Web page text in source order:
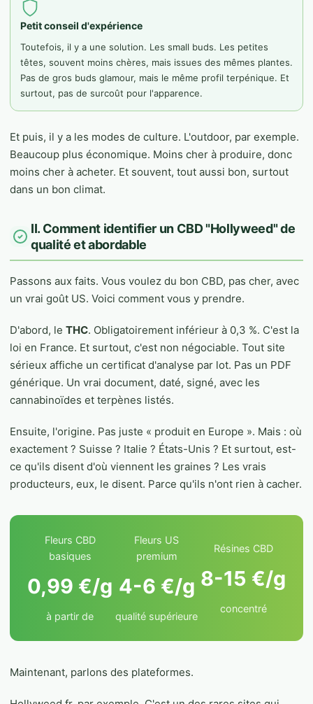
Petit conseil d'expérience
Toutefois, il y a une solution. Les small buds. Les petites
têtes, souvent moins chères, mais issues des mêmes plantes.
Pas de gros buds glamour, mais le même profil terpénique. Et
surtout, pas de surcoût pour l'apparence.
Et puis, il y a les modes de culture. L'outdoor, par exemple.
Beaucoup plus économique. Moins cher à produire, donc
moins cher à acheter. Et souvent, tout aussi bon, surtout
dans un bon climat.
II. Comment identifier un CBD "Hollyweed" de
qualité et abordable
Passons aux faits. Vous voulez du bon CBD, pas cher, avec
un vrai goût US. Voici comment vous y prendre.
D'abord, le THC. Obligatoirement inférieur à 0,3 %. C'est la
loi en France. Et surtout, c'est non négociable. Tout site
sérieux affiche un certificat d'analyse par lot. Pas un PDF
générique. Un vrai document, daté, signé, avec les
cannabinoïdes et terpènes listés.
Ensuite, l'origine. Pas juste « produit en Europe ». Mais : où
exactement ? Suisse ? Italie ? États-Unis ? Et surtout, est-
ce qu'ils disent d'où viennent les graines ? Les vrais
producteurs, eux, le disent. Parce qu'ils n'ont rien à cacher.
Fleurs CBD
basiques
0,99 €/g
à partir de
Fleurs US
premium
4-6 €/g
qualité supérieure
Résines CBD
8-15 €/g
concentré
Maintenant, parlons des plateformes.